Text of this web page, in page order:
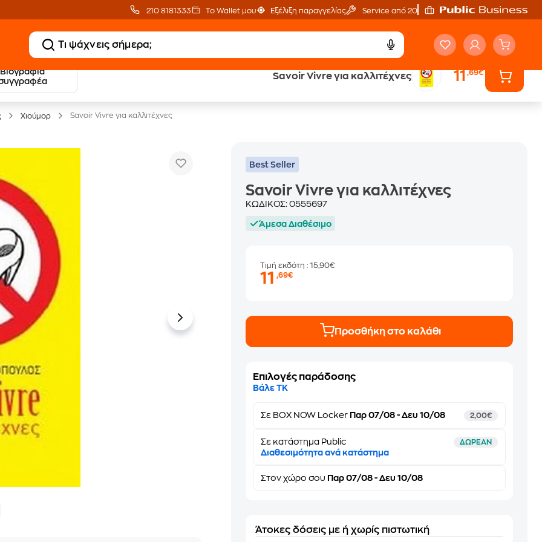
210 8181333 Το Wallet μου Εξέλιξη παραγγελίας Service από 20'
Βιογραφία
Savoir Vivre για καλλιτέχνες 11,69€
20 € Public επιστροφή
με Snappi
Έλα στον κόσμο
Χιούμορ Savoir Vivre για καλλιτέχνες
Best Seller
Savoir Vivre για καλλιτέχνες
ΚΩΔΙΚΟΣ:0555697
Άμεσα Διαθέσιμο
Τιμή εκδότη: 15,90€
11,69€
Προσθήκη στο καλάθι
Επιλογές παράδοσης
Βάλε ΤΚ
Σε BOX NOW Locker Παρ 07/08 - Δευ 10/08 2,00€
Σε κατάστημα Public ΔΩΡΕΑΝ
Διαθεσιμότητα ανά κατάστημα
Στονχώρο σου Παρ 07/08 - Δευ 10/08
Άτοκες δόσεις με ή χωρίς πιστωτική